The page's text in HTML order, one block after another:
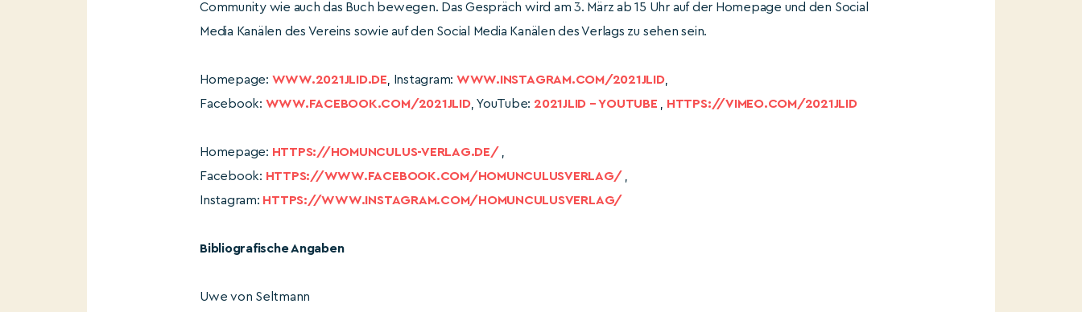
Community wie auch das Buch bewegen. Das Gespräch wird am 3. März ab 15 Uhr auf der Homepage und den Social
Media Kanälen des Vereins sowie auf den Social Media Kanälen des Verlags zu sehen sein.
Homepage: WWW.2021JLID.DE, Instagram: WWW.INSTAGRAM.COM/2021JLID,
Facebook: WWW.FACEBOOK.COM/2021JLID, YouTube: 2021JLID – YOUTUBE , HTTPS://VIMEO.COM/2021JLID
Homepage: HTTPS://HOMUNCULUS-VERLAG.DE/ ,
Facebook: HTTPS://WWW.FACEBOOK.COM/HOMUNCULUSVERLAG/ ,
Instagram: HTTPS://WWW.INSTAGRAM.COM/HOMUNCULUSVERLAG/
Bibliografische Angaben
Uwe von Seltmann